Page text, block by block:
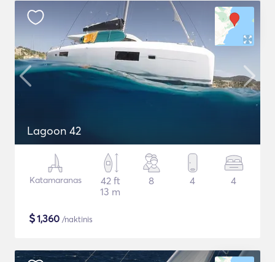
Lagoon 42
Katamaranas
42 ft
13 m
8 4 4
$1,360 /naktinis